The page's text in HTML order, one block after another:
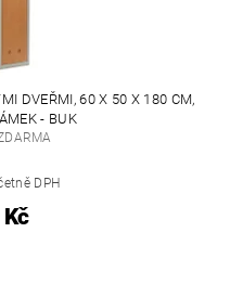
DVEŘMI, 60 X 50 X 180 CM,
- BUK
DPH